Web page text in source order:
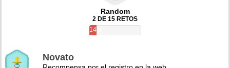
Random
2 DE 15 RETOS
14%
Novato